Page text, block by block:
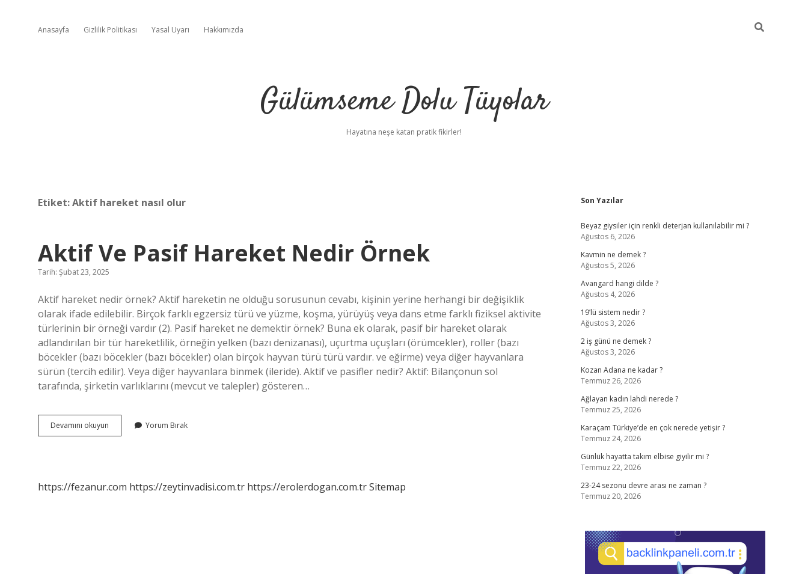
Anasayfa Gizlilik Politikası Yasal Uyarı Hakkımızda
Gülümseme Dolu Tüyolar
Hayatına neşe katan pratik fikirler!
Etiket:Aktif hareket nasıl olur
Aktif Ve Pasif Hareket Nedir Örnek
Tarih: Şubat 23, 2025
Aktif hareket nedir örnek? Aktif hareketin ne olduğu sorusunun cevabı, kişinin yerine herhangi bir değişiklik
olarak ifade edilebilir. Birçok farklı egzersiz türü ve yüzme, koşma, yürüyüş veya dans etme farklı fiziksel aktivite
türlerinin bir örneği vardır (2). Pasif hareket ne demektir örnek? Buna ek olarak, pasif bir hareket olarak
adlandırılan bir tür hareketlilik, örneğin yelken (bazı denizanası), uçurtma uçuşları (örümcekler), roller (bazı
böcekler (bazı böcekler (bazı böcekler) olan birçok hayvan türü türü vardır. ve eğirme) veya diğer hayvanlara
sürün (tercih edilir). Veya diğer hayvanlara binmek (ileride). Aktif ve pasifler nedir? Aktif: Bilançonun sol
tarafında, şirketin varlıklarını (mevcut ve talepler) gösteren…
Devamını okuyun
Ve
Yorum Bırak
https://fezanur.com https://zeytinvadisi.com.tr https://erolerdogan.com.trSitemap
Sidebar
Son Yazılar
Beyaz giysiler için renkli deterjan kullanılabilir mi ?
Ağustos 6, 2026
Kavmin ne demek ?
Ağustos 5, 2026
Avangard hangi dilde ?
Ağustos 4, 2026
19’lü sistem nedir ?
Ağustos 3, 2026
2 iş günü ne demek ?
Ağustos 3, 2026
Kozan Adana ne kadar ?
Temmuz 26, 2026
Ağlayan kadın lahdi nerede ?
Temmuz 25, 2026
Karaçam Türkiye’de en çok nerede yetişir ?
Temmuz 24, 2026
Günlük hayatta takım elbise giyilir mi ?
Temmuz 22, 2026
23-24 sezonu devre arası ne zaman ?
Temmuz 20, 2026
ilbet yeni giriş